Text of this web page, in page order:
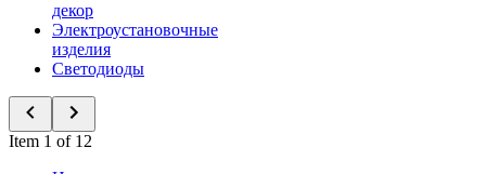
декор
Электроустановочные
изделия
Светодиоды
Item 1 of 12